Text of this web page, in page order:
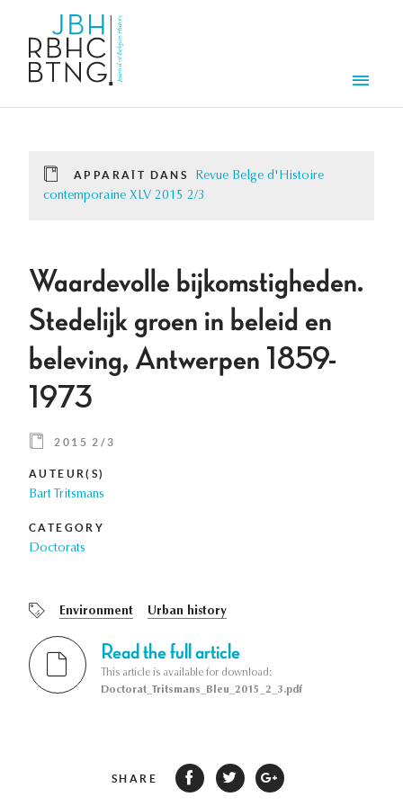
APPARAÎT DANS
Revue Belge d'Histoire
contemporaine XLV 2015 2/3
Waardevolle bijkomstigheden.
Stedelijk groen in beleid en
beleving, Antwerpen 1859-
1973
2015 2/3
AUTEUR(S)
Bart Tritsmans
CATEGORY
Doctorats
Environment Urban history
Read the full article
This article is available for download:
Doctorat_Tritsmans_Bleu_2015_2_3.pdf
SHARE